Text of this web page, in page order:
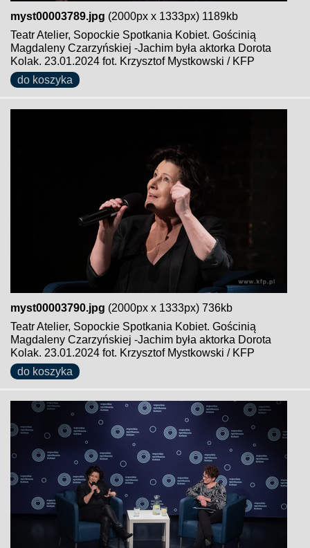
myst00003789.jpg (2000px x 1333px) 1189kb
Teatr Atelier, Sopockie Spotkania Kobiet. Gościnią
Magdaleny Czarzyńskiej -Jachim była aktorka Dorota
Kolak. 23.01.2024 fot. Krzysztof Mystkowski / KFP
do koszyka
myst00003790.jpg (2000px x 1333px) 736kb
Teatr Atelier, Sopockie Spotkania Kobiet. Gościnią
Magdaleny Czarzyńskiej -Jachim była aktorka Dorota
Kolak. 23.01.2024 fot. Krzysztof Mystkowski / KFP
do koszyka